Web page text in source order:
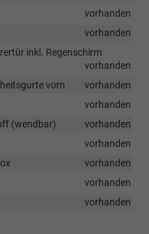
vorhanden
vorhanden
inkl. Regenschirm
vorhanden
vorn
vorhanden
vorhanden
(wendbar)
vorhanden
vorhanden
vorhanden
vorhanden
vorhanden